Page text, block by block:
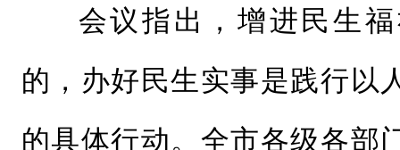
会议指出，增进民生
的，办好民生实事是践行以
的具体行动。全市各级各部